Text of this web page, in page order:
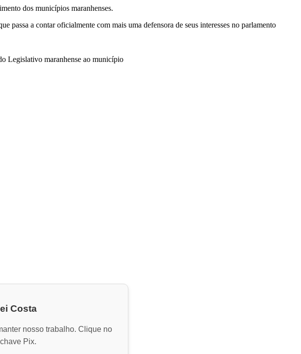
dos municípios maranhenses.
passa a contar oficialmente com mais uma defensora de seus interesses no parlamento
Legislativo maranhense ao município
Costa
nosso trabalho. Clique no
Pix.